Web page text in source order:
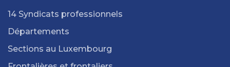
14 Syndicats professionnels
Départements
Sections au Luxembourg